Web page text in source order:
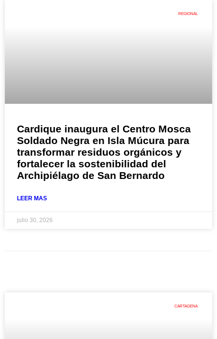
REGIONAL
Cardique inaugura el Centro Mosca
Soldado Negra en Isla Múcura para
transformar residuos orgánicos y
fortalecer la sostenibilidad del
Archipiélago de San Bernardo
LEER MAS
julio 30, 2026
CARTAGENA